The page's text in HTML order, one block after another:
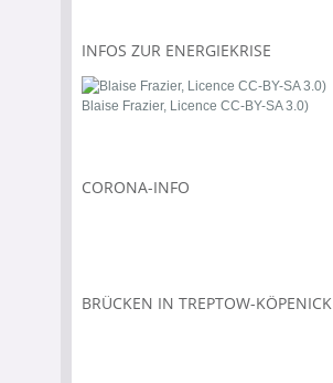
INFOS ZUR ENERGIEKRISE
Blaise Frazier, Licence CC-BY-SA 3.0)
CORONA-INFO
BRÜCKEN IN TREPTOW-KÖPENICK